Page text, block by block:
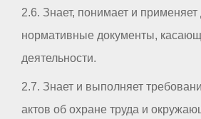
2.6. Знает, понимает и
нормативные документы,
деятельности.
2.7. Знает и выполняет
актов об охране труда и